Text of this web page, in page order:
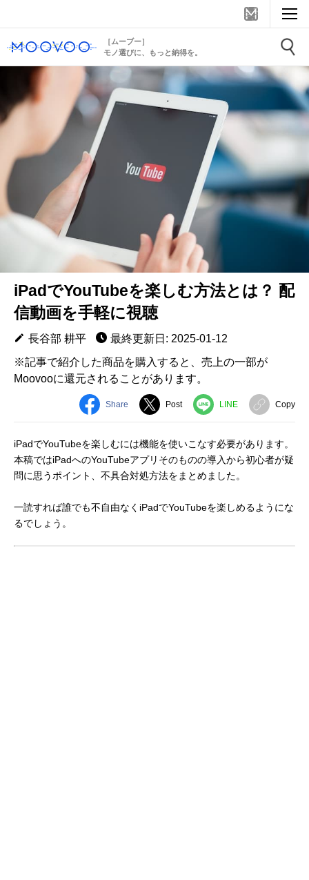
［ムーブー］
モノ選びに、もっと納得を。
iPadでYouTubeを楽しむ方法とは？ 配
信動画を手軽に視聴
長谷部 耕平
最終更新日: 2025-01-12
※記事で紹介した商品を購入すると、売上の一部が
Moovooに還元されることがあります。
Share Post LINE Copy
iPadでYouTubeを楽しむには機能を使いこなす必要があります。
本稿ではiPadへのYouTubeアプリそのものの導入から初心者が疑
問に思うポイント、不具合対処方法をまとめました。
一読すれば誰でも不自由なくiPadでYouTubeを楽しめるようにな
るでしょう。